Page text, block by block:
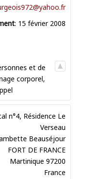
: 15 février 2008
et de
corporel,
n°4, Résidence Le
Verseau
Beauséjour
FORT DE FRANCE
Martinique 97200
France